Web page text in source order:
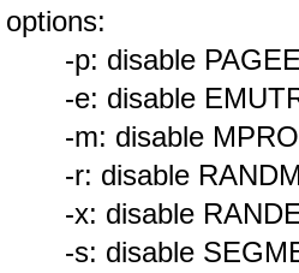
options:
-p: disable
-e: disable
-m: disable
-r: disable
-x: disable
-s: disable